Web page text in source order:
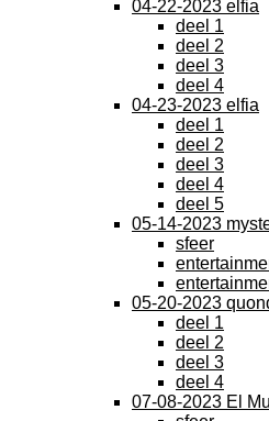
04-22-2023 elfia
deel 1
deel 2
deel 3
deel 4
04-23-2023 elfia
deel 1
deel 2
deel 3
deel 4
deel 5
05-14-2023
sfeer
05-20-2023
deel 1
deel 2
deel 3
deel 4
07-08-2023 El